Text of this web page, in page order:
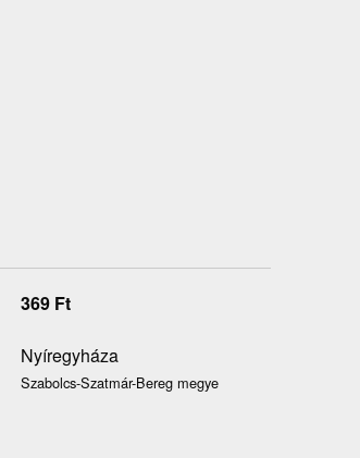
369 Ft
Nyíregyháza
Szabolcs-Szatmár-Bereg megye